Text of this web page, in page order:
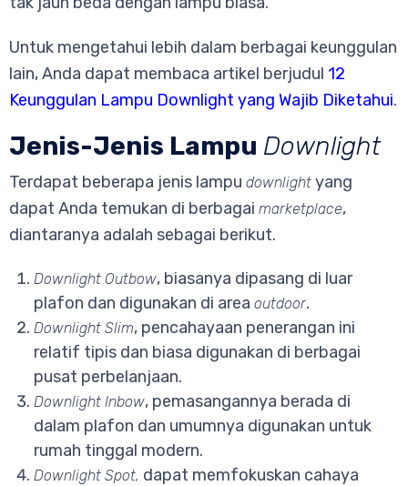
Untuk mengetahui lebih dalam berbagai keunggulan
lain, Anda dapat membaca artikel berjudul 12
Keunggulan Lampu Downlight yang Wajib Diketahui.
Jenis-Jenis Lampu Downlight
Terdapat beberapa jenis lampu downlight yang
dapat Anda temukan di berbagai marketplace,
diantaranya adalah sebagai berikut.
Downlight Outbow, biasanya dipasang di luar
plafon dan digunakan di area outdoor.
Downlight Slim, pencahayaan penerangan ini
relatif tipis dan biasa digunakan di berbagai
pusat perbelanjaan.
Downlight Inbow, pemasangannya berada di
dalam plafon dan umumnya digunakan untuk
rumah tinggal modern.
Downlight Spot, dapat memfokuskan cahaya